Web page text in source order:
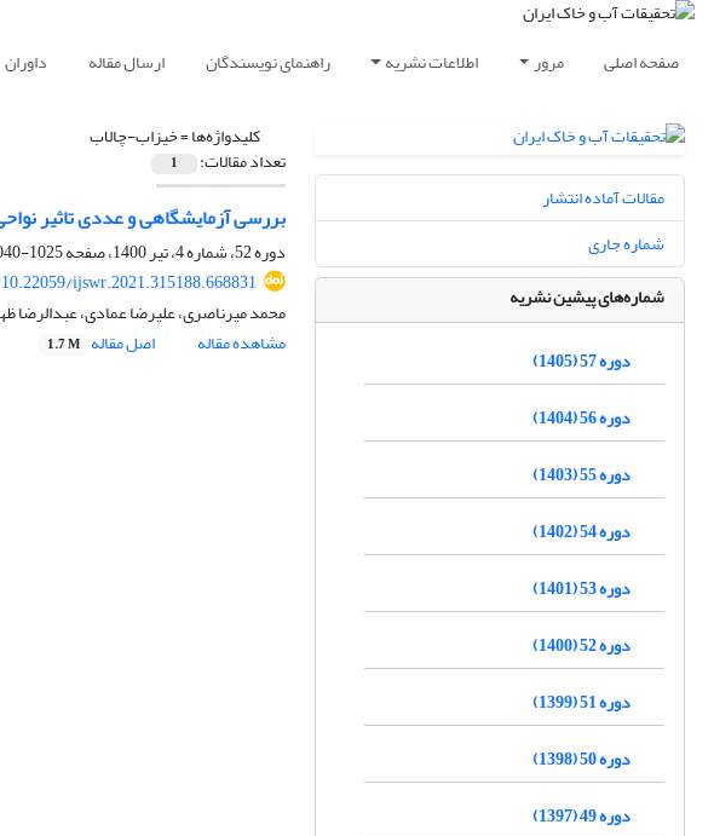
صفحه اصلی مرور اطلاعات نشریه راهنمای نویسندگان ارسال مقاله داوران
کلیدواژه‌ها =خیزاب-چالاب
تعداد مقالات: 1
بررسی آزمایشگاهی و عددی تاثیر
دوره 52، شماره 4، تیر 1400، صفحه
1025-1040
10.22059/ijswr.2021.315188.668831
محمد میرناصری، علیرضا عمادی، عبدالرضا
مشاهده مقاله
اصل مقاله 1.7 M
مقالات آماده انتشار
شماره جاری
شماره‌های پیشین نشریه
دوره 57 (1405)
دوره 56 (1404)
دوره 55 (1403)
دوره 54 (1402)
دوره 53 (1401)
دوره 52 (1400)
دوره 51 (1399)
دوره 50 (1398)
دوره 49 (1397)